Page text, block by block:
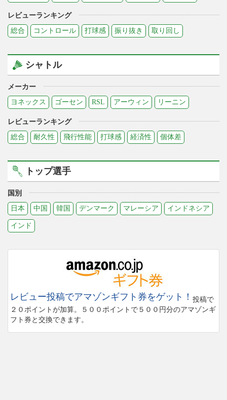
レビューランキング
総合
コントロール 打球感 振り抜き 取り回し
シャトル
メーカー
ヨネックス
ゴーセン RSL アーウィン リーニン
レビューランキング
総合
耐久性 飛行性能 打球感 経済性 個体差
トップ選手
国別
日本
中国 韓国 デンマーク マレーシア インドネシア
インド
レビュー投稿でアマゾンギフト券をゲット！ 投稿で
２０ポイントが加算。５００ポイントで５００円分のアマゾンギ
フト券と交換できます。